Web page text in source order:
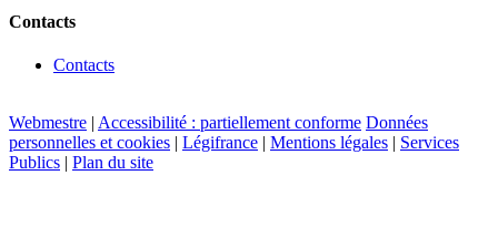
Contacts
Contacts
Webmestre | Accessibilité : partiellement conforme Données
personnelles et cookies | Légifrance | Mentions légales | Services
Publics | Plan du site